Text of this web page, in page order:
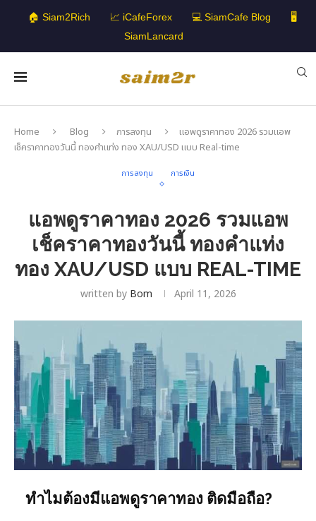
🏠 Siam2Rich 📈 iCafeForex 💻 SiamCafe Blog
🖥️
SiamLancard
Home Blog การลงทุน
แอพดูราคาทอง 2026 รวมแอพ
เช็คราคาทองวันนี้ ทองคำแท่ง ทอง XAU/USD แบบ Real-time
การลงทุน การเงิน
แอพดูราคาทอง 2026 รวมแอพ
เช็คราคาทองวันนี้ ทองคำแท่ง
ทอง XAU/USD แบบ REAL-TIME
written by Bom April 11, 2026
ทำไมต้องมีแอพดูราคาทอง ติดมือถือ?